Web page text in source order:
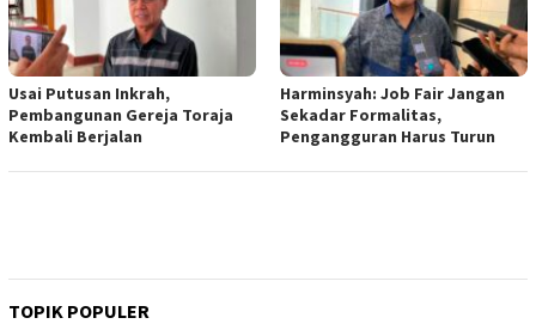
Usai Putusan Inkrah,
Pembangunan Gereja Toraja
Kembali Berjalan
Harminsyah: Job Fair Jangan
Sekadar Formalitas,
Pengangguran Harus Turun
TOPIK POPULER